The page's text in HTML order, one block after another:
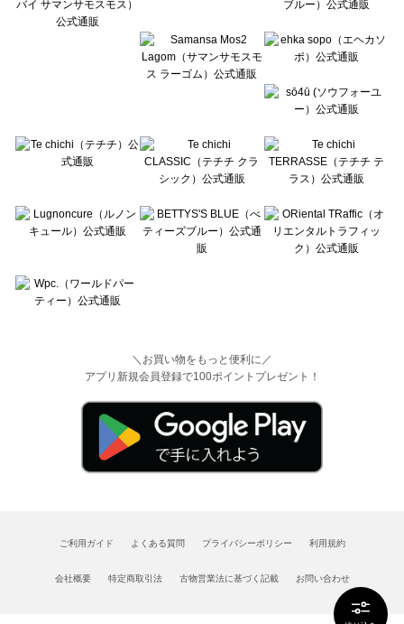
Wpc.（ワールドパーティー）のパンツ一覧
＼お買い物をもっと便利に／
アプリ新規会員登録で100ポイントプレゼント！
ご利用ガイド よくある質問 プライバシーポリシー 利用規約
会社概要 特定商取引法 古物営業法に基づく記載 お問い合わせ